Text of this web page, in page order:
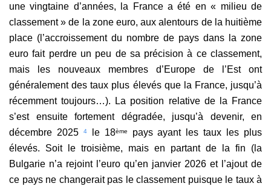
une vingtaine d’années, la France a été en « milieu de
classement » de la zone euro, aux alentours de la huitième
place (l’accroissement du nombre de pays dans la zone
euro fait perdre un peu de sa précision à ce classement,
mais les nouveaux membres d’Europe de l’Est ont
généralement des taux plus élevés que la France, jusqu’à
récemment toujours…). La position relative de la France
s’est ensuite fortement dégradée, jusqu’à devenir, en
décembre 2025
4le 18ème
pays ayant les taux les plus
élevés. Soit le troisième, mais en partant de la fin (la
Bulgarie n’a rejoint l’euro qu’en janvier 2026 et l’ajout de
ce pays ne changerait pas le classement puisque le taux à